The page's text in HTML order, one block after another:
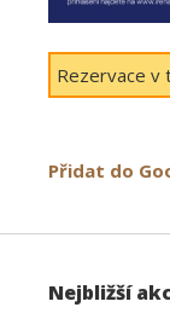
Rezervace v
Přidat do
Nejbližší